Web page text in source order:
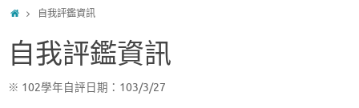
Home自我評鑑資訊
自我評鑑資訊
※ 102學年自評日期：103/3/27